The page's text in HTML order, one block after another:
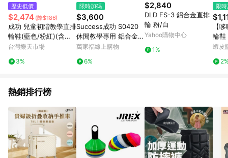
歷史低價
$2,474 (降$186)
成功 兒童初階教學直排
輪鞋(藍色/粉紅)(含頭
盔、護具、背袋) / 組 S
0%點數(單一帳號最高1
台灣樂天市場
3%
限時加碼
$3,600
Success成功 S0420
休閒教學專用 鋁合金伸
縮溜冰鞋組M號
萬家福線上購物
6%
$2,840
DLD FS-3 鋁合金直排
輪 粉/白
Yahoo購物中心
1%
限
【
輪鞋
24
鞋旱
蝦皮
熱銷排行榜